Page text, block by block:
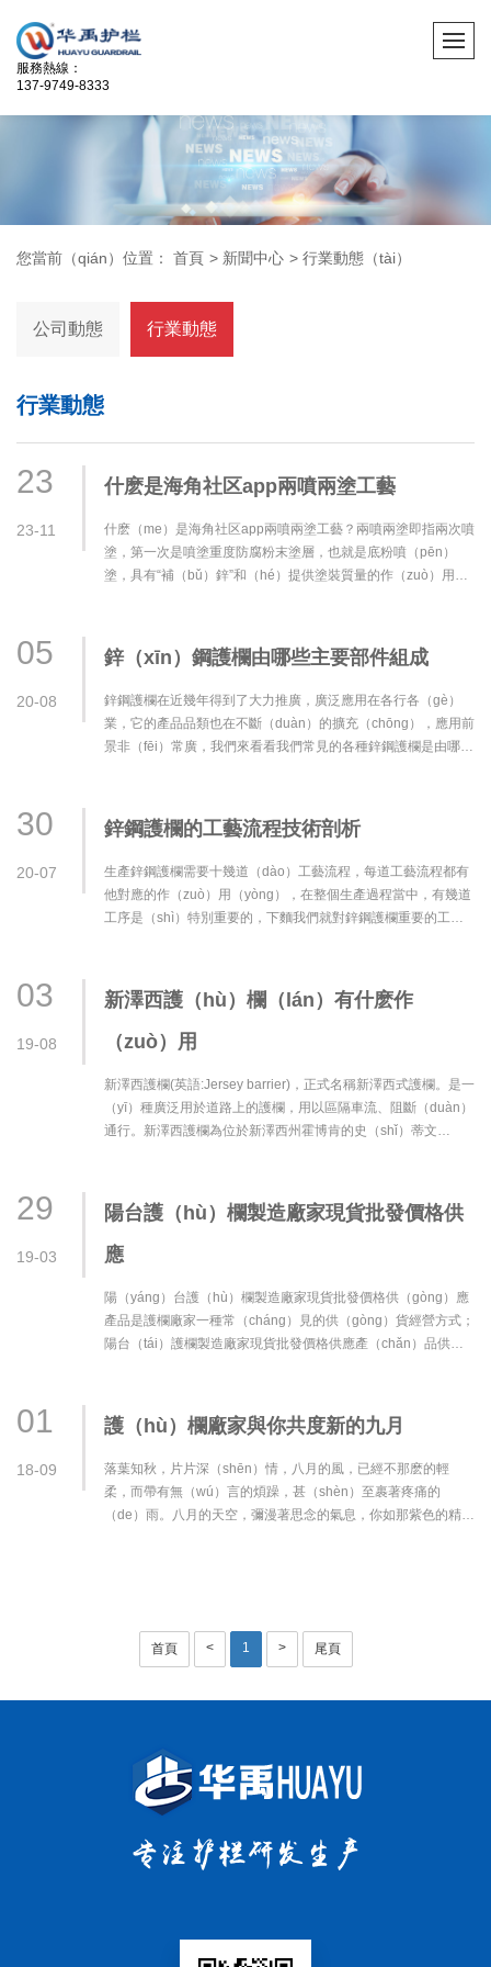
服務熱線：
137-9749-8333
您當前（qián）位置： 首頁 > 新聞中心 > 行業動態（tài）
公司動態 行業動態
行業動態
23
23-11
什麽是海角社区app兩噴兩塗工藝
什麽（me）是海角社区app兩噴兩塗工藝？兩噴兩塗即指兩次噴
塗，第一次是噴塗重度防腐粉末塗層，也就是底粉噴（pēn）
塗，具有“補（bǔ）鋅”和（hé）提供塗裝質量的作（zuò）用。
05
20-08
鋅（xīn）鋼護欄由哪些主要部件組成
鋅鋼護欄在近幾年得到了大力推廣，廣泛應用在各行各（gè）
業，它的產品品類也在不斷（duàn）的擴充（chōng），應用前
景非（fēi）常廣，我們來看看我們常見的各種鋅鋼護欄是由哪幾
30
20-07
鋅鋼護欄的工藝流程技術剖析
生產鋅鋼護欄需要十幾道（dào）工藝流程，每道工藝流程都有
他對應的作（zuò）用（yòng），在整個生產過程當中，有幾道
工序是（shì）特別重要的，下麵我們就對鋅鋼護欄重要的工藝
03
19-08
新澤西護（hù）欄（lán）有什麽作
（zuò）用
新澤西護欄(英語:Jersey barrier)，正式名稱新澤西式護欄。是一
（yī）種廣泛用於道路上的護欄，用以區隔車流、阻斷（duàn）
通行。新澤西護欄為位於新澤西州霍博肯的史（shǐ）蒂文
29
19-03
陽台護（hù）欄製造廠家現貨批發價格供
應
陽（yáng）台護（hù）欄製造廠家現貨批發價格供（gòng）應
產品是護欄廠家一種常（cháng）見的供（gòng）貨經營方式；
陽台（tái）護欄製造廠家現貨批發價格供應產（chǎn）品供貨
01
18-09
護（hù）欄廠家與你共度新的九月
落葉知秋，片片深（shēn）情，八月的風，已經不那麽的輕
柔，而帶有無（wú）言的煩躁，甚（shèn）至裹著疼痛的
（de）雨。八月的天空，彌漫著思念的氣息，你如那紫色的精
首頁 < 1 > 尾頁